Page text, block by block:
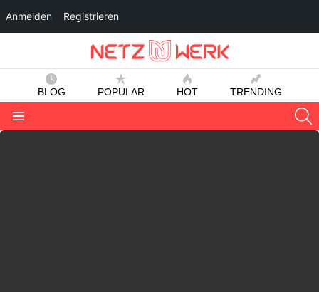
BLOG POPULAR HOT TRENDING
Anmelden Registrieren